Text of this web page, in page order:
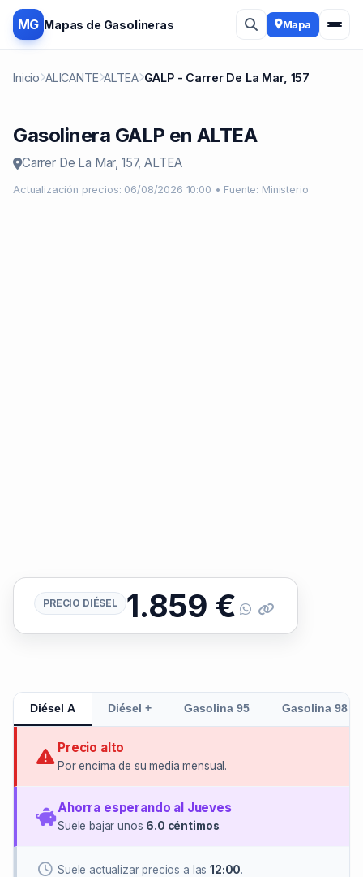
MG Mapas de Gasolineras Mapa
Inicio ALICANTE ALTEA GALP - Carrer De La Mar, 157
Gasolinera GALP en ALTEA
Carrer De La Mar, 157, ALTEA
Actualización precios: 06/08/2026 10:00 • Fuente: Ministerio
PRECIO DIÉSEL 1.859 €
Diésel A Diésel + Gasolina 95 Gasolina 98
Precio alto
Por encima de su media mensual.
Ahorra esperando al Jueves
Suele bajar unos 6.0 céntimos.
Suele actualizar precios a las12:00.